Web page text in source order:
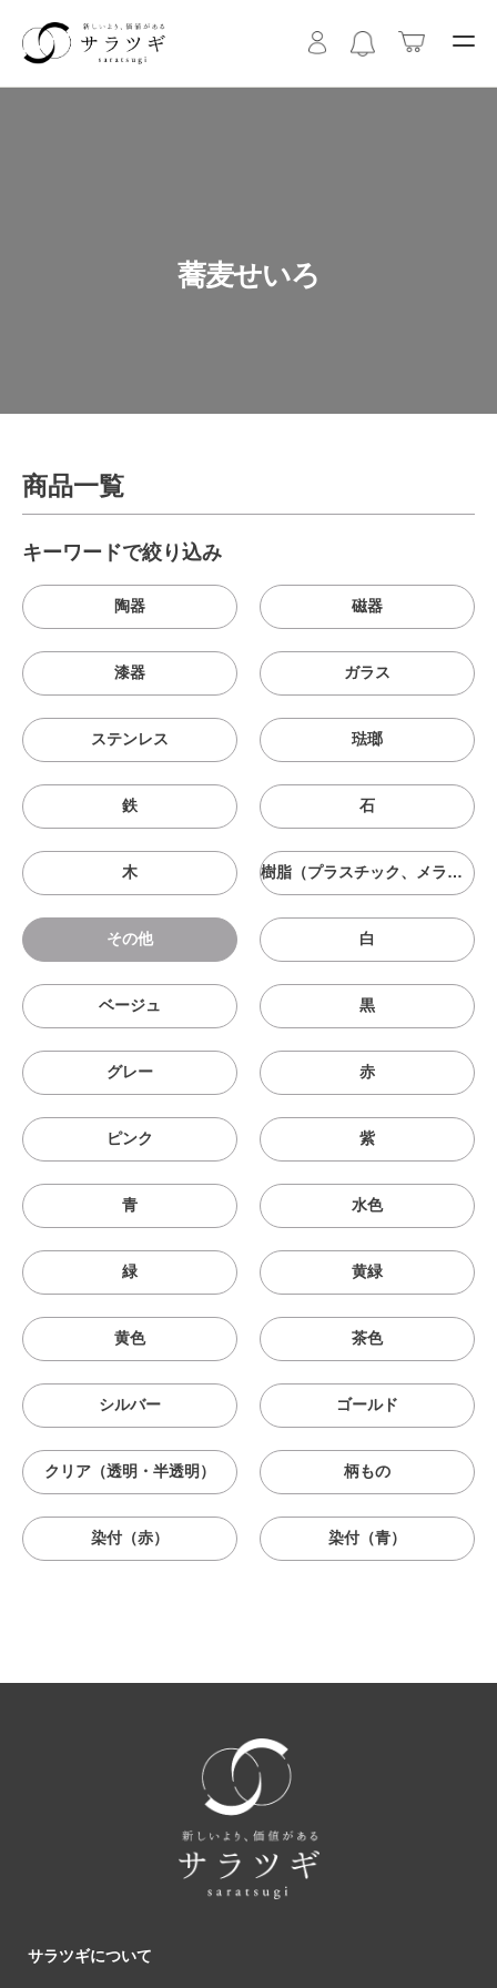
蕎麦せいろ
商品一覧
キーワードで絞り込み
陶器 磁器
漆器 ガラス
ステンレス 琺瑯
鉄 石
木 樹脂（プラスチック、メラニン、シリコン等）
その他 白
ベージュ 黒
グレー 赤
ピンク 紫
青 水色
緑 黄緑
黄色 茶色
シルバー ゴールド
クリア（透明・半透明） 柄もの
染付（赤） 染付（青）
サラツギについて